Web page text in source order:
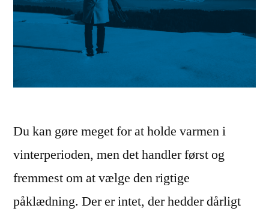
Du kan gøre meget for at holde varmen i
vinterperioden, men det handler først og
fremmest om at vælge den rigtige
påklædning. Der er intet, der hedder dårligt